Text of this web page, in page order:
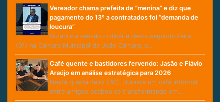
Vereador chama prefeita de “menina” e diz que
pagamento do 13º a contratados foi “demanda de
loucura”
Durante a sessão ordinária desta segunda-feira
(01) na Câmara Municipal de João Câmara, o…
Café quente e bastidores fervendo: Jasão e Flávio
Araújo em análise estratégica para 2026
Nesta quarta-feira (30), durante um café informal
entre amigos acabou se transformando em…